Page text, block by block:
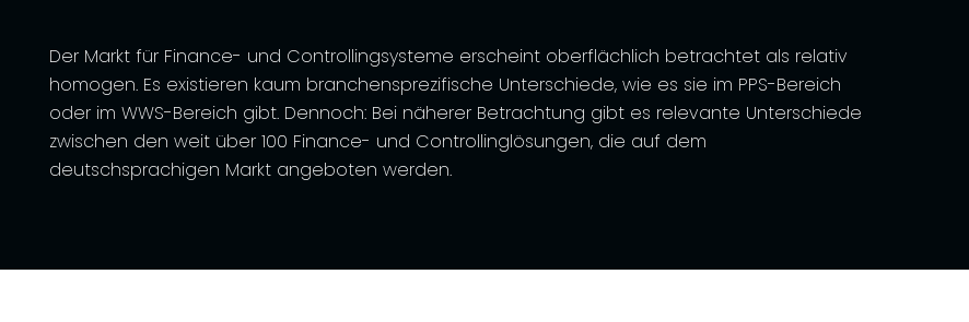
Der Markt für Finance- und Controllingsysteme erscheint oberflächlich betrachtet als relativ
homogen. Es existieren kaum branchensprezifische Unterschiede, wie es sie im PPS-Bereich
oder im WWS-Bereich gibt. Dennoch: Bei näherer Betrachtung gibt es relevante Unterschiede
zwischen den weit über 100 Finance- und Controllinglösungen, die auf dem
deutschsprachigen Markt angeboten werden.